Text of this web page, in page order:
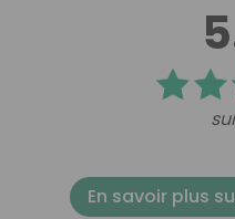
En savoir plus